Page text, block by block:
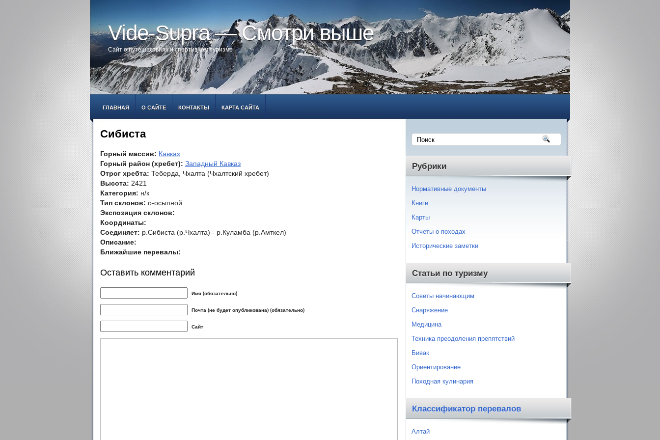
Vide-Supra — Смотри выше
Сайт о путешествиях и спортивном туризме
ГЛАВНАЯ О САЙТЕ КОНТАКТЫ КАРТА САЙТА
Сибиста
Горный массив: Кавказ
Горный район (хребет): Западный Кавказ
Отрог хребта: Теберда, Чхалта (Чхалтский хребет)
Высота: 2421
Категория: н/к
Тип склонов: о-осыпной
Экспозиция склонов:
Координаты:
Соединяет: р.Сибиста (р.Чхалта) - р.Куламба (р.Амткел)
Описание:
Ближайшие перевалы:
Оставить комментарий
Имя (обязательно)
Почта (не будет опубликована) (обязательно)
Сайт
Рубрики
Нормативные документы
Книги
Карты
Отчеты о походах
Исторические заметки
Статьи по туризму
Советы начинающим
Снаряжение
Медицина
Техника преодоления препятствий
Бивак
Ориентирование
Походная кулинария
Классификатор перевалов
Алтай